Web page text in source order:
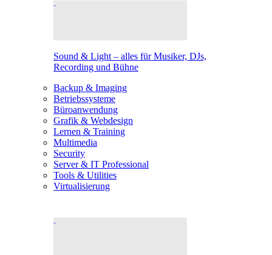
Sound & Light – alles für Musiker, DJs,
Recording und Bühne
Backup & Imaging
Betriebssysteme
Büroanwendung
Grafik & Webdesign
Lernen & Training
Multimedia
Security
Server & IT Professional
Tools & Utilities
Virtualisierung